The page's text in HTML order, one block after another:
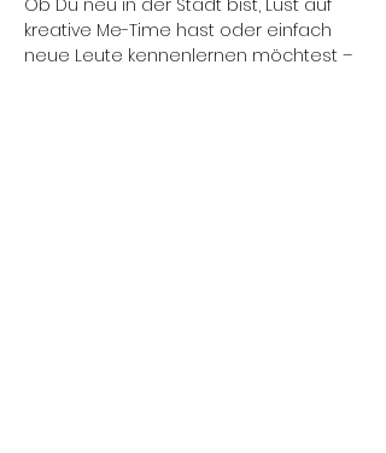
Ob Du neu in der Stadt bist, Lust auf
kreative Me-Time hast oder einfach
neue Leute kennenlernen möchtest –